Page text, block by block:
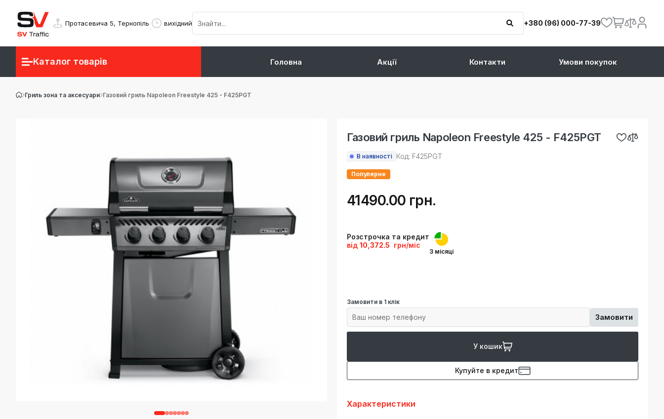
Протасевича 5, Тернопіль вихідний +380 (96) 000-77-39
Каталог товарів Головна Акції Контакти Умови покупок
Гриль зона та аксесуари Газовий гриль Napoleon Freestyle 425 - F425PGT
Газовий гриль Napoleon Freestyle 425 - F425PGT
В наявності Код: F425PGT
Популярне
41490.00 грн.
Розстрочка та кредит
від 10,372.5 грн/міс
3 місяці
Замовити в 1 клік
Замовити
У кошик
Купуйте в кредит
Характеристики